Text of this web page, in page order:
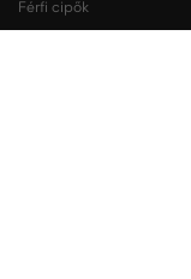
Férfi cipők